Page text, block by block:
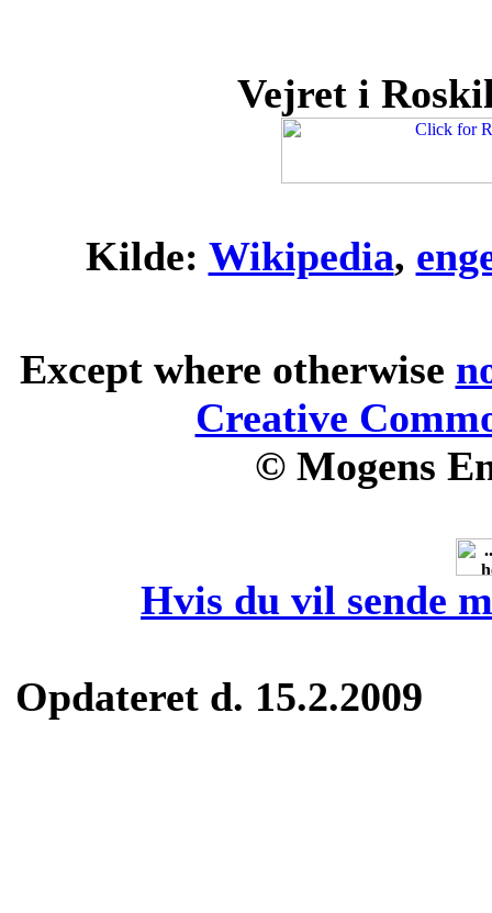
Vejret i
Kilde: Wikipedia,
Except where otherwise
Creative
© Mogens
Hvis du vil sende
Opdateret d. 15.2.2009